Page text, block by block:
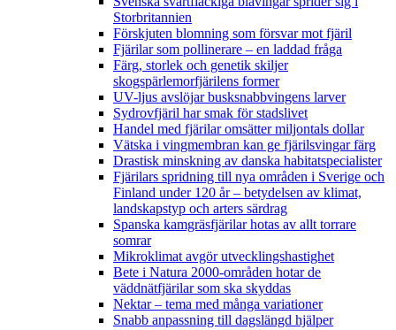
Storbritannien
Förskjuten blomning som försvar mot fjäril
Fjärilar som pollinerare – en laddad fråga
Färg, storlek och genetik skiljer
skogspärlemorfjärilens former
UV-ljus avslöjar busksnabbvingens larver
Sydrovfjäril har smak för stadslivet
Handel med fjärilar omsätter miljontals dollar
Vätska i vingmembran kan ge fjärilsvingar färg
Drastisk minskning av danska habitatspecialister
Fjärilars spridning till nya områden i Sverige och
Finland under 120 år– betydelsen av klimat,
landskapstyp och arters särdrag
Spanska kamgräsfjärilar hotas av allt torrare
somrar
Mikroklimat avgör utvecklingshastighet
Bete i Natura 2000-områden hotar de
väddnätfjärilar som ska skyddas
Nektar – tema med många variationer
Snabb anpassning till dagslängd hjälper